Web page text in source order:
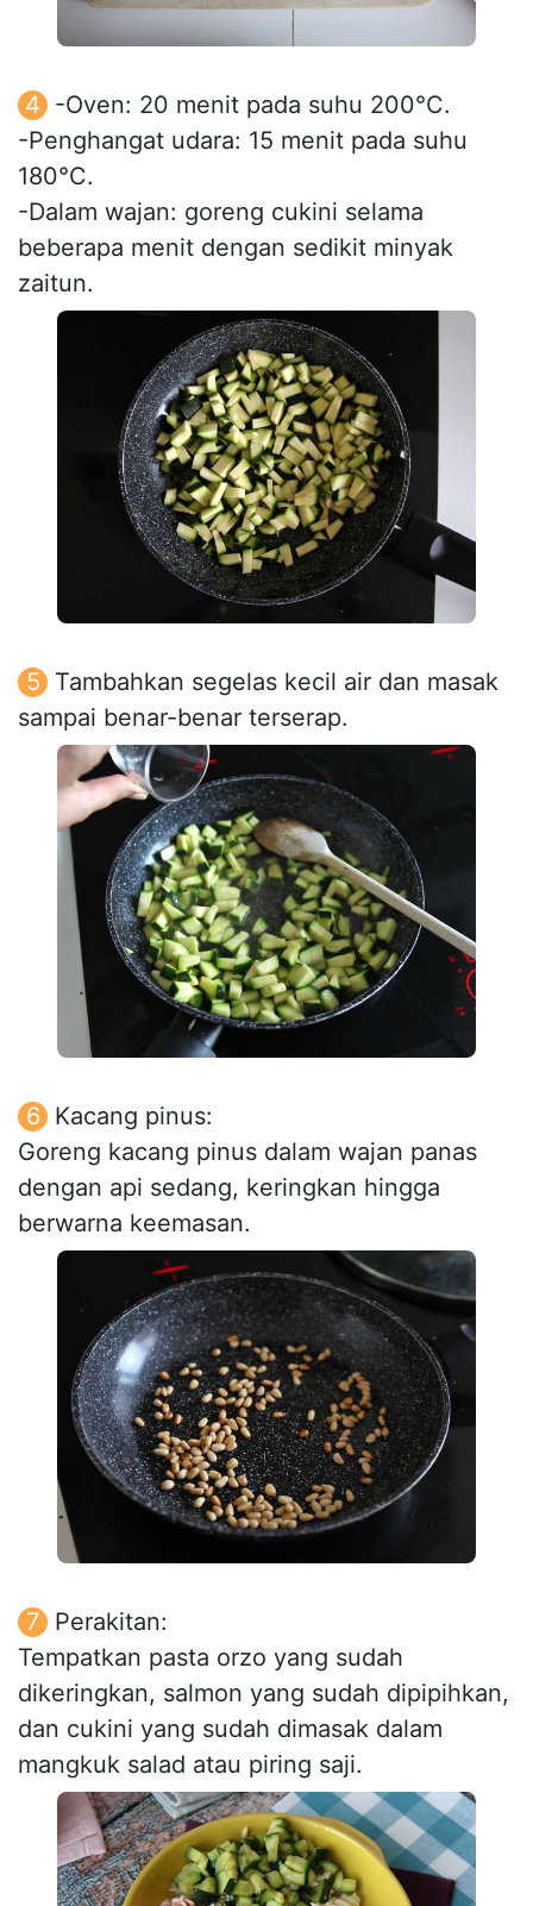
-Oven: 20 menit pada suhu 200°C.
-Penghangat udara: 15 menit pada suhu
180°C.
-Dalam wajan: goreng cukini selama
beberapa menit dengan sedikit minyak
zaitun.
Tambahkan segelas kecil air dan masak
sampai benar-benar terserap.
Kacang pinus:
Goreng kacang pinus dalam wajan panas
dengan api sedang, keringkan hingga
berwarna keemasan.
Perakitan:
Tempatkan pasta orzo yang sudah
dikeringkan, salmon yang sudah dipipihkan,
dan cukini yang sudah dimasak dalam
mangkuk salad atau piring saji.